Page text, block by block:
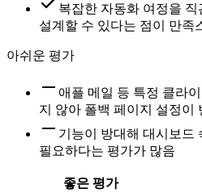
복잡한 자동화 여정을
설계할 수 있다는 점이 만족
아쉬운 평가
애플 메일 등 특정 클라
지 않아 폴백 페이지 설정이
기능이 방대해 대시보드
필요하다는 평가가 많음
좋은 평가